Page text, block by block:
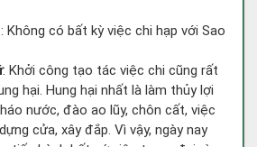
: Không có bất kỳ việc chi hạp với Sao
: Khởi công tạo tác việc chi cũng rất
hại. Hung hại nhất là làm thủy lợi
nước, đào ao lũy, chôn cất, việc
cửa, xây đắp. Vì vậy, ngày nay